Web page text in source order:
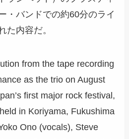
・バンドでの約60分のライ
た内容だ。
from the tape recording
as the trio on August
first major rock festival,
in Koriyama, Fukushima
Ono (vocals), Steve